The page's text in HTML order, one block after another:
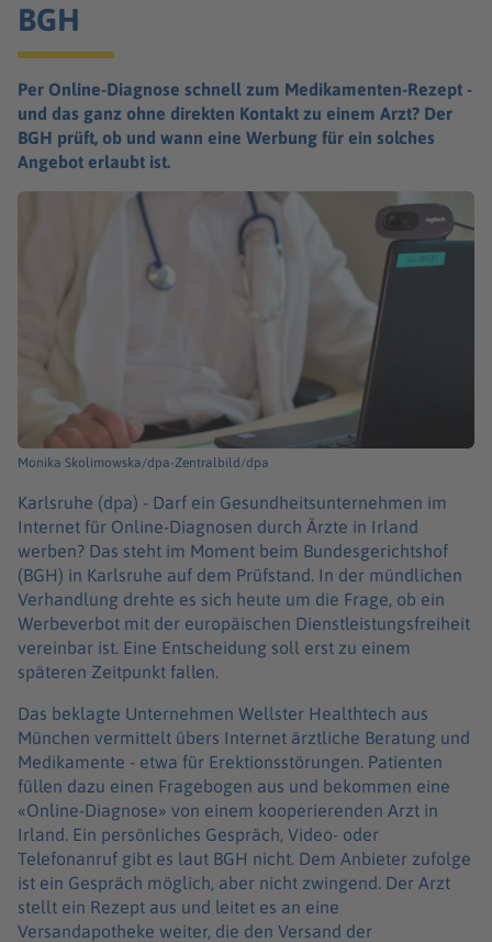
BGH
Per Online-Diagnose schnell zum Medikamenten-Rezept -
und das ganz ohne direkten Kontakt zu einem Arzt? Der
BGH prüft, ob und wann eine Werbung für ein solches
Angebot erlaubt ist.
Monika Skolimowska/dpa-Zentralbild/dpa
Karlsruhe (dpa) - Darf ein Gesundheitsunternehmen im
Internet für Online-Diagnosen durch Ärzte in Irland
werben? Das steht im Moment beim Bundesgerichtshof
(BGH) in Karlsruhe auf dem Prüfstand. In der mündlichen
Verhandlung drehte es sich heute um die Frage, ob ein
Werbeverbot mit der europäischen Dienstleistungsfreiheit
vereinbar ist. Eine Entscheidung soll erst zu einem
späteren Zeitpunkt fallen.
Das beklagte Unternehmen Wellster Healthtech aus
München vermittelt übers Internet ärztliche Beratung und
Medikamente - etwa für Erektionsstörungen. Patienten
füllen dazu einen Fragebogen aus und bekommen eine
«Online-Diagnose» von einem kooperierenden Arzt in
Irland. Ein persönliches Gespräch, Video- oder
Telefonanruf gibt es laut BGH nicht. Dem Anbieter zufolge
ist ein Gespräch möglich, aber nicht zwingend. Der Arzt
stellt ein Rezept aus und leitet es an eine
Versandapotheke weiter, die den Versand der